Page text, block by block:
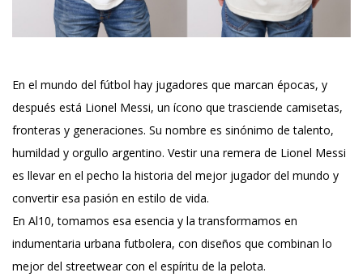
En el mundo del fútbol hay jugadores que marcan épocas, y
después está Lionel Messi, un ícono que trasciende camisetas,
fronteras y generaciones. Su nombre es sinónimo de talento,
humildad y orgullo argentino. Vestir una remera de Lionel Messi
es llevar en el pecho la historia del mejor jugador del mundo y
convertir esa pasión en estilo de vida.
En Al10, tomamos esa esencia y la transformamos en
indumentaria urbana futbolera, con diseños que combinan lo
mejor del streetwear con el espíritu de la pelota.